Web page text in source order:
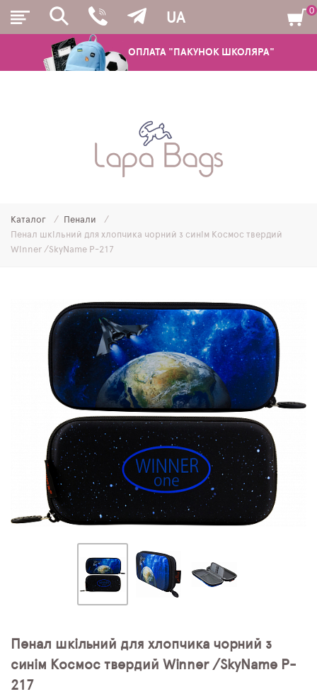
ОПЛАТА "ПАКУНОК ШКОЛЯРА"
UA
ШКІЛЬНІ РЮКЗАКИ ТА РАНЦІ
МОЛОДІЖНІ РЮКЗАКИ
ПЛЯШКИ ДЛЯ ВОДИ
DELUNE
SCHOOL STANDARD
SKYNAME
РОЗПРОДАЖ
0
Каталог
Пенали
Пенал шкільний для хлопчика чорний з синім Космос твердий
Winner /SkyName P-217
Пенал шкільний для хлопчика чорний з
синім Космос твердий Winner /SkyName P-
217